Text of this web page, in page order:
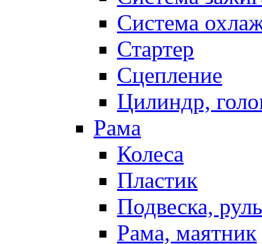
Система
Стартер
Сцепление
Цилиндр,
Рама
Колеса
Пластик
Подвеска, руль
Рама, маятник